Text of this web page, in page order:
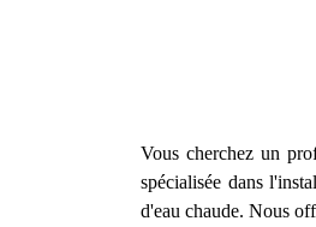
Vous cherchez un
spécialisée dans
d'eau chaude. Nous